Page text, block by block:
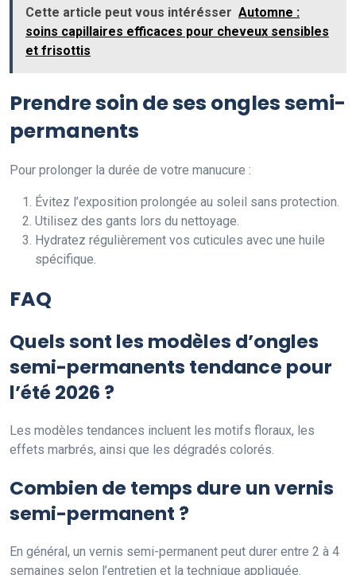
Cette article peut vous intérésser Automne :
soins capillaires efficaces pour cheveux sensibles
et frisottis
Prendre soin de ses ongles semi-
permanents
Pour prolonger la durée de votre manucure :
Évitez l’exposition prolongée au soleil sans protection.
Utilisez des gants lors du nettoyage.
Hydratez régulièrement vos cuticules avec une huile
spécifique.
FAQ
Quels sont les modèles d’ongles
semi-permanents tendance pour
l’été 2026 ?
Les modèles tendances incluent les motifs floraux, les
effets marbrés, ainsi que les dégradés colorés.
Combien de temps dure un vernis
semi-permanent ?
En général, un vernis semi-permanent peut durer entre 2 à 4
semaines selon l’entretien et la technique appliquée.